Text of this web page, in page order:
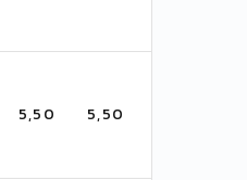
5,50 5,50